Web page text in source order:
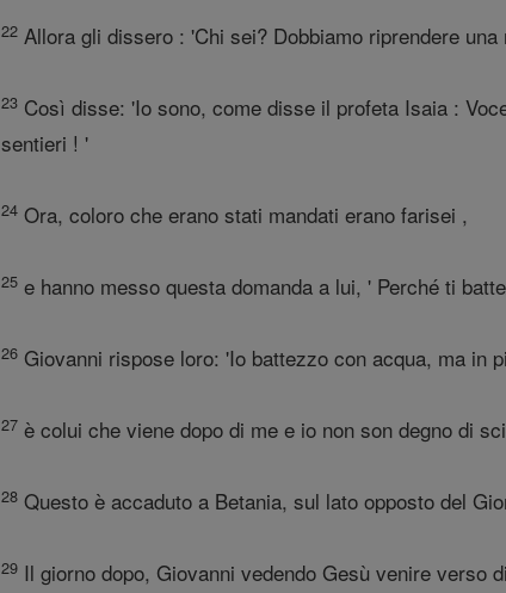
22 Allora gli dissero : 'Chi sei? Dobbiamo riprendere
23 Così disse: 'Io sono, come disse il profeta Isaia :
sentieri ! '
24 Ora, coloro che erano stati mandati erano farisei ,
25 e hanno messo questa domanda a lui, ' Perché ti
26 Giovanni rispose loro: 'Io battezzo con acqua, ma in
27 è colui che viene dopo di me e io non son degno di
28 Questo è accaduto a Betania, sul lato opposto del
29 Il giorno dopo, Giovanni vedendo Gesù venire